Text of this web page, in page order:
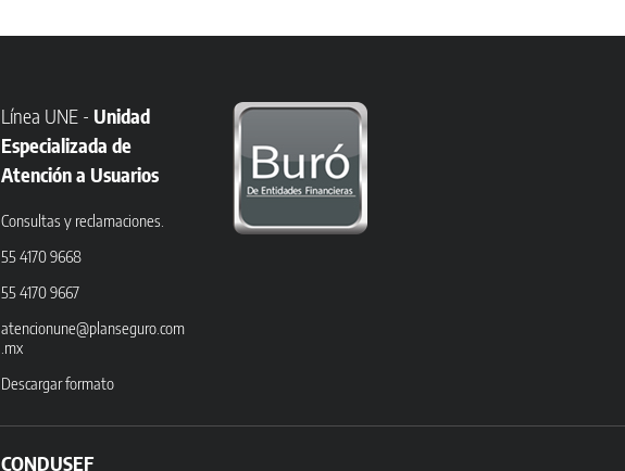
Línea UNE - Unidad
Especializada de
Atención a Usuarios
Consultas y reclamaciones.
55 4170 9668
55 4170 9667
atencionune@planseguro.com
.mx
Descargar formato
CONDUSEF